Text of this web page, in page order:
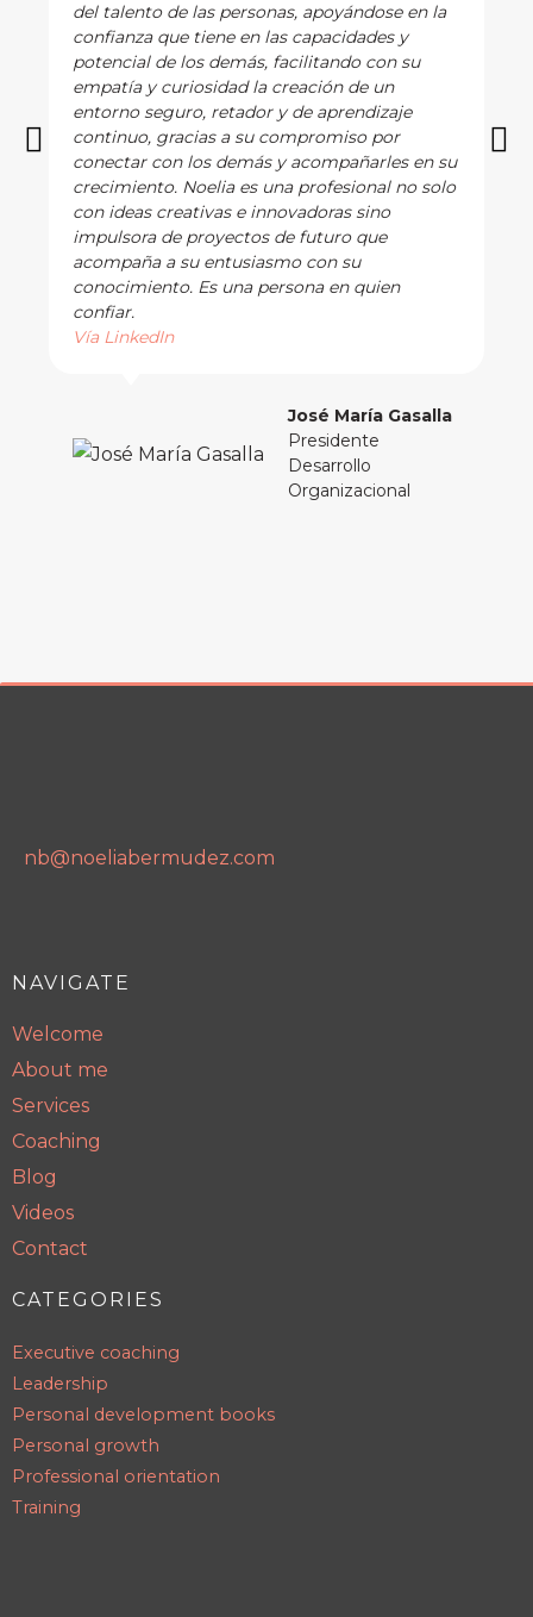
del talento de las personas, apoyándose en la
confianza que tiene en las capacidades y
potencial de los demás, facilitando con su
empatía y curiosidad la creación de un
entorno seguro, retador y de aprendizaje
continuo, gracias a su compromiso por
conectar con los demás y acompañarles en su
crecimiento. Noelia es una profesional no solo
con ideas creativas e innovadoras sino
impulsora de proyectos de futuro que
acompaña a su entusiasmo con su
conocimiento. Es una persona en quien
confiar.
Vía LinkedIn
José María Gasalla
Presidente
Desarrollo
Organizacional
nb@noeliabermudez.com
NAVIGATE
Welcome
About me
Services
Coaching
Blog
Videos
Contact
CATEGORIES
Executive coaching
Leadership
Personal development books
Personal growth
Professional orientation
Training